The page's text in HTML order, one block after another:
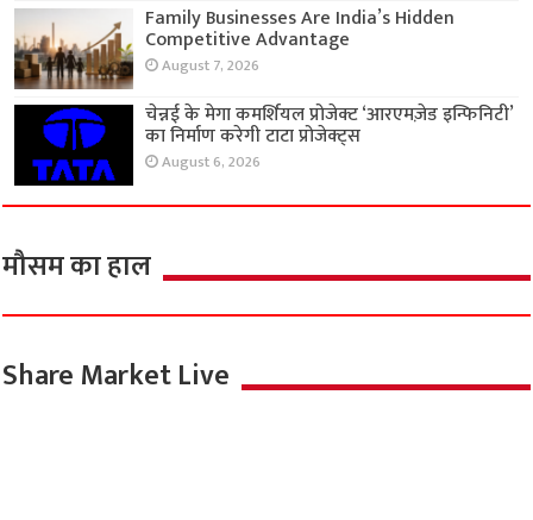
Family Businesses Are India’s Hidden
Competitive Advantage
August 7, 2026
चेन्नई के मेगा कमर्शियल प्रोजेक्ट ‘आरएमज़ेड इन्फिनिटी’
का निर्माण करेगी टाटा प्रोजेक्ट्स
August 6, 2026
मौसम का हाल
Share Market Live